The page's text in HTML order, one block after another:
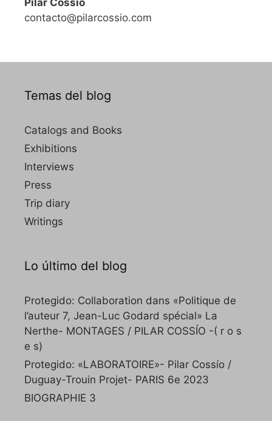
Pilar Cossio
contacto@pilarcossio.com
Temas del blog
Catalogs and Books
Exhibitions
Interviews
Press
Trip diary
Writings
Lo último del blog
Protegido: Collaboration dans «Politique de
l’auteur 7, Jean-Luc Godard spécial» La
Nerthe- MONTAGES / PILAR COSSÍO -( r o s
e s)
Protegido: «LABORATOIRE»- Pilar Cossío /
Duguay-Trouin Projet- PARIS 6e 2023
BIOGRAPHIE 3